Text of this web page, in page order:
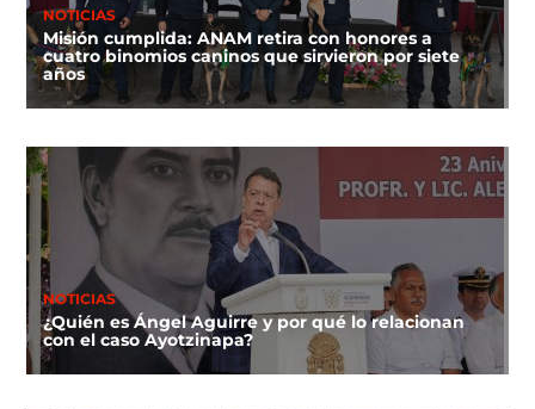
NOTICIAS
Misión cumplida: ANAM retira con honores a
cuatro binomios caninos que sirvieron por siete
años
NOTICIAS
¿Quién es Ángel Aguirre y por qué lo relacionan
con el caso Ayotzinapa?